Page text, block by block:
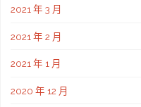
2021 年 3 月
2021 年 2 月
2021 年 1 月
2020 年 12 月